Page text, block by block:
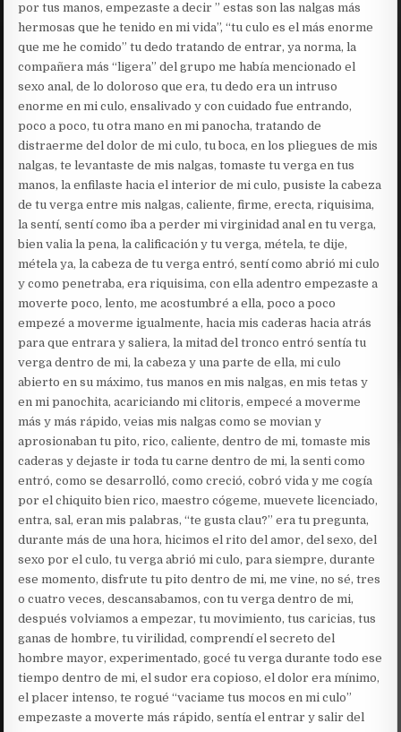
por tus manos, empezaste a decir ” estas son las nalgas más
hermosas que he tenido en mi vida”, “tu culo es el más enorme
que me he comido” tu dedo tratando de entrar, ya norma, la
compañera más “ligera” del grupo me había mencionado el
sexo anal, de lo doloroso que era, tu dedo era un intruso
enorme en mi culo, ensalivado y con cuidado fue entrando,
poco a poco, tu otra mano en mi panocha, tratando de
distraerme del dolor de mi culo, tu boca, en los pliegues de mis
nalgas, te levantaste de mis nalgas, tomaste tu verga en tus
manos, la enfilaste hacia el interior de mi culo, pusiste la cabeza
de tu verga entre mis nalgas, caliente, firme, erecta, riquisima,
la sentí, sentí como iba a perder mi virginidad anal en tu verga,
bien valia la pena, la calificación y tu verga, métela, te dije,
métela ya, la cabeza de tu verga entró, sentí como abrió mi culo
y como penetraba, era riquisima, con ella adentro empezaste a
moverte poco, lento, me acostumbré a ella, poco a poco
empezé a moverme igualmente, hacia mis caderas hacia atrás
para que entrara y saliera, la mitad del tronco entró sentía tu
verga dentro de mi, la cabeza y una parte de ella, mi culo
abierto en su máximo, tus manos en mis nalgas, en mis tetas y
en mi panochita, acariciando mi clitoris, empecé a moverme
más y más rápido, veias mis nalgas como se movian y
aprosionaban tu pito, rico, caliente, dentro de mi, tomaste mis
caderas y dejaste ir toda tu carne dentro de mi, la senti como
entró, como se desarrolló, como creció, cobró vida y me cogía
por el chiquito bien rico, maestro cógeme, muevete licenciado,
entra, sal, eran mis palabras, “te gusta clau?” era tu pregunta,
durante más de una hora, hicimos el rito del amor, del sexo, del
sexo por el culo, tu verga abrió mi culo, para siempre, durante
ese momento, disfrute tu pito dentro de mi, me vine, no sé, tres
o cuatro veces, descansabamos, con tu verga dentro de mi,
después volviamos a empezar, tu movimiento, tus caricias, tus
ganas de hombre, tu virilidad, comprendí el secreto del
hombre mayor, experimentado, gocé tu verga durante todo ese
tiempo dentro de mi, el sudor era copioso, el dolor era mínimo,
el placer intenso, te rogué “vaciame tus mocos en mi culo”
empezaste a moverte más rápido, sentía el entrar y salir del